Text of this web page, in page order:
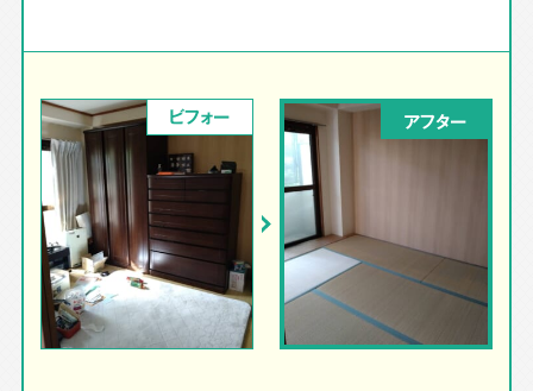
ビフォー アフター